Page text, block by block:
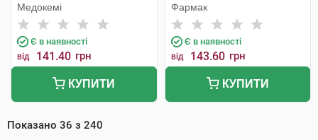
Медокемі
Є в наявності
від 141.40 грн
КУПИТИ
Фармак
Є в наявності
від 143.60 грн
КУПИТИ
Показано 36 з 240